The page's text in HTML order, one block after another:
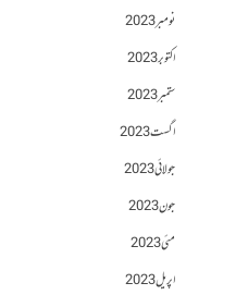
نومبر 2023
اکتوبر 2023
ستمبر 2023
اگست 2023
جولائی 2023
جون 2023
مئی 2023
اپریل 2023